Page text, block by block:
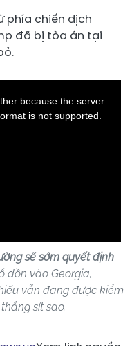
phía chiến dịch
đã bị tòa án tại
because the server
is not supported.
sẽ sớm quyết định
dồn vào Georgia,
vẫn đang được kiểm
sít sao.